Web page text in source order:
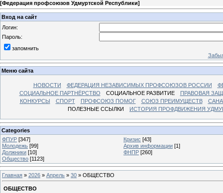
[Федерация профсоюзов Удмуртской Республики]
Вход на сайт
Логин:
Пароль:
запомнить
Меню сайта
НОВОСТИ ФЕДЕРАЦИЯ НЕЗАВИСИМЫХ ПРОФСОЮЗОВ РОССИИ
СОЦИАЛЬНОЕ ПАРТНЁРСТВО
СОЦИАЛЬНОЕ РАЗВИТИЕ
ПРАВОВАЯ
КОНКУРСЫ
СПОРТ ПРОФСОЮЗ ПОМОГ СОЮЗ ПРЕИМУЩЕСТВ
ПОЛЕЗНЫЕ ССЫЛКИ
ИСТОРИЯ ПРОФДВИЖЕНИЯ
Categories
ФПУР [347] Кризис [43]
Молодежь [99] Архив информации [1]
Должники [10] ФНПР [260]
Общество [1123]
Главная » 2026 » Апрель » 30 » ОБЩЕСТВО
ОБЩЕСТВО